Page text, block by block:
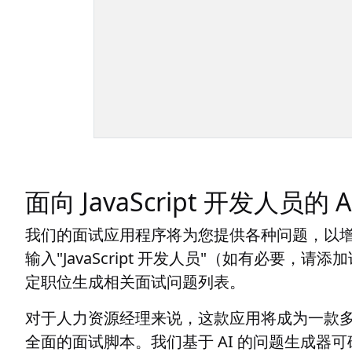
面向 JavaScript 开发人员的
我们的面试应用程序将为您提供各种问题，以
输入"JavaScript 开发人员"（如有必要，请添
定职位生成相关面试问题列表。
对于人力资源经理来说，这款应用将成为一款
全面的面试脚本。我们基于 AI 的问题生成器